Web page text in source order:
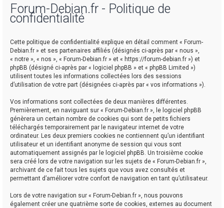
Forum-Debian.fr - Politique de
confidentialité
Cette politique de confidentialité explique en détail comment « Forum-
Debian.fr » et ses partenaires affiliés (désignés ci-après par « nous »,
« notre », « nos », « Forum-Debian.fr » et « https://forum-debian.fr ») et
phpBB (désigné ci-après par « logiciel phpBB » et « phpBB Limited »)
utilisent toutes les informations collectées lors des sessions
d’utilisation de votre part (désignées ci-après par « vos informations »).
Vos informations sont collectées de deux manières différentes.
Premièrement, en naviguant sur « Forum-Debian.fr », le logiciel phpBB
génèrera un certain nombre de cookies qui sont de petits fichiers
téléchargés temporairement par le navigateur internet de votre
ordinateur. Les deux premiers cookies ne contiennent qu’un identifiant
utilisateur et un identifiant anonyme de session qui vous sont
automatiquement assignés par le logiciel phpBB. Un troisième cookie
sera créé lors de votre navigation sur les sujets de « Forum-Debian.fr »,
archivant de ce fait tous les sujets que vous avez consultés et
permettant d’améliorer votre confort de navigation en tant qu’utilisateur.
Lors de votre navigation sur « Forum-Debian.fr », nous pouvons
également créer une quatrième sorte de cookies, externes au document